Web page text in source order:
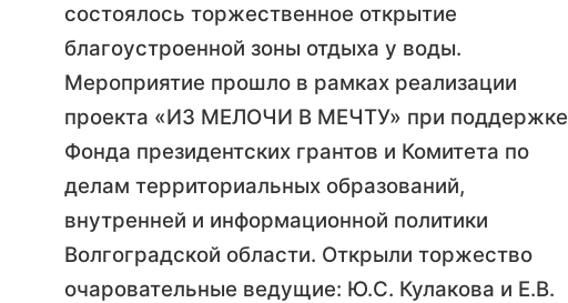
состоялось торжественное открытие
благоустроенной зоны отдыха у воды.
Мероприятие прошло в рамках реализации
проекта «ИЗ МЕЛОЧИ В МЕЧТУ» при поддержке
Фонда президентских грантов и Комитета по
делам территориальных образований,
внутренней и информационной политики
Волгоградской области. Открыли торжество
очаровательные ведущие: Ю.С. Кулакова и Е.В.